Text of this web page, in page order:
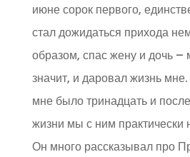
июне сорок первого,
стал дожидаться прихода
образом, спас жену и дочь
значит, и даровал жизнь
мне было тринадцать и
жизни мы с ним практически
Он много рассказывал про